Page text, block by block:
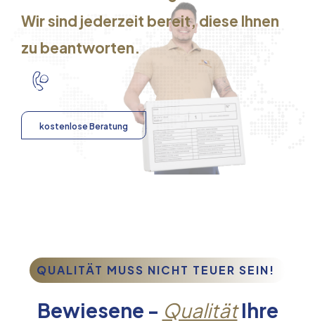
Wir sind jederzeit bereit, diese Ihnen
zu beantworten.
kostenlose Beratung
QUALITÄT MUSS NICHT TEUER SEIN!
Bewiesene - QualitätIhre